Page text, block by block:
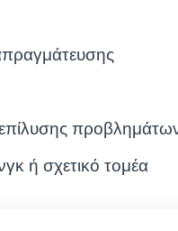
επίλυσης
ή σχετικό τομέα